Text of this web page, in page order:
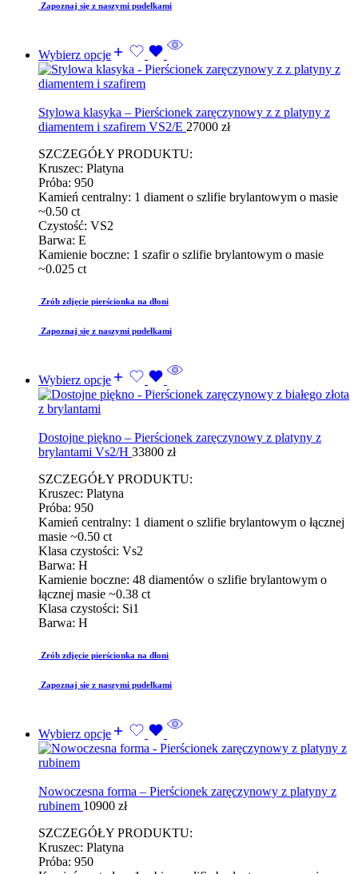
Zapoznaj się z naszymi pudełkami
Wybierz opcje
Stylowa klasyka – Pierścionek zaręczynowy z z platyny z
diamentem i szafirem VS2/E 27000 zł
SZCZEGÓŁY PRODUKTU:
Kruszec: Platyna
Próba: 950
Kamień centralny: 1 diament o szlifie brylantowym o masie
~0.50 ct
Czystość: VS2
Barwa: E
Kamienie boczne: 1 szafir o szlifie brylantowym o masie
~0.025 ct
Zrób zdjęcie pierścionka na dłoni
Zapoznaj się z naszymi pudełkami
Wybierz opcje
Dostojne piękno – Pierścionek zaręczynowy z platyny z
brylantami Vs2/H 33800 zł
SZCZEGÓŁY PRODUKTU:
Kruszec: Platyna
Próba: 950
Kamień centralny: 1 diament o szlifie brylantowym o łącznej
masie ~0.50 ct
Klasa czystości: Vs2
Barwa: H
Kamienie boczne: 48 diamentów o szlifie brylantowym o
łącznej masie ~0.38 ct
Klasa czystości: Si1
Barwa: H
Zrób zdjęcie pierścionka na dłoni
Zapoznaj się z naszymi pudełkami
Wybierz opcje
Nowoczesna forma – Pierścionek zaręczynowy z platyny z
rubinem 10900 zł
SZCZEGÓŁY PRODUKTU:
Kruszec: Platyna
Próba: 950